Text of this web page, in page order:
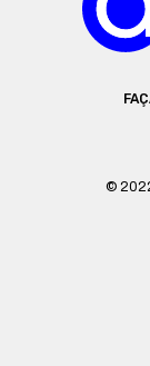
©